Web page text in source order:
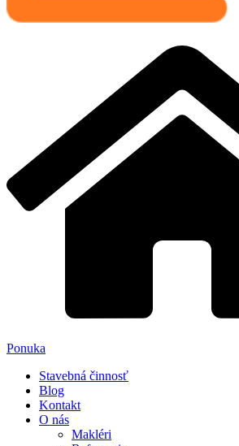
Ponuka
Stavebná činnosť
Blog
Kontakt
O nás
Makléri